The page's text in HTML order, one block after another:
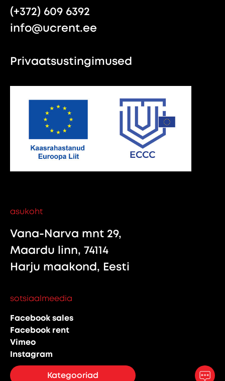
Kategooriad
(+372) 609 6392
info@ucrent.ee
Privaatsustingimused
asukoht
Vana-Narva mnt 29,
Maardu linn, 74114
Harju maakond, Eesti
sotsiaalmeedia
Facebook sales
Facebook rent
Vimeo
Instagram